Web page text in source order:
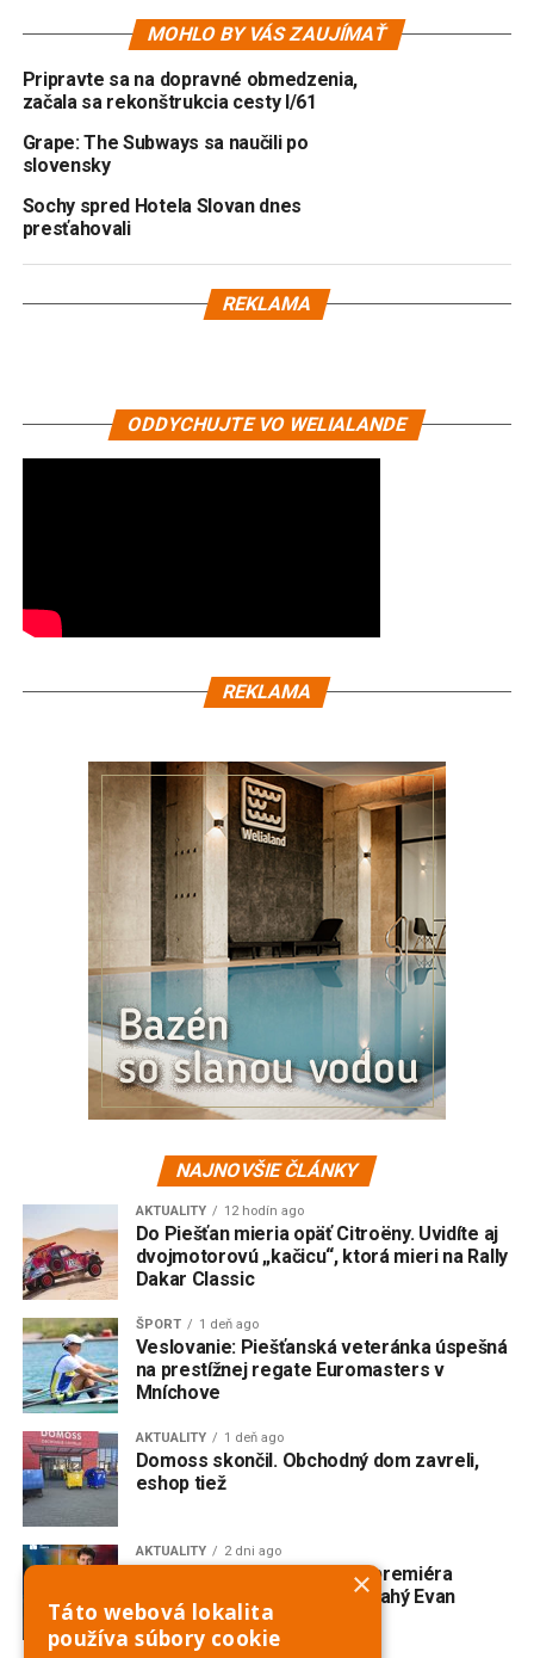
MOHLO BY VÁS ZAUJÍMAŤ
Pripravte sa na dopravné obmedzenia,
začala sa rekonštrukcia cesty I/61
Grape: The Subways sa naučili po
slovensky
Sochy spred Hotela Slovan dnes
presťahovali
REKLAMA
ODDYCHUJTE VO WELIALANDE
REKLAMA
NAJNOVŠIE ČLÁNKY
AKTUALITY 12 hodín ago
Do Piešťan mieria opäť Citroëny. Uvidíte aj
dvojmotorovú „kačicu“, ktorá mieri na Rally
Dakar Classic
ŠPORT 1 deň ago
Veslovanie: Piešťanská veteránka úspešná
na prestížnej regate Euromasters v
Mníchove
AKTUALITY 1 deň ago
Domoss skončil. Obchodný dom zavreli,
eshop tiež
AKTUALITY 2 dni ago
V Trnave vzniká slovenská premiéra
broadwayského muzikálu Drahý Evan
Hansen
×
Táto webová lokalita
používa súbory cookie